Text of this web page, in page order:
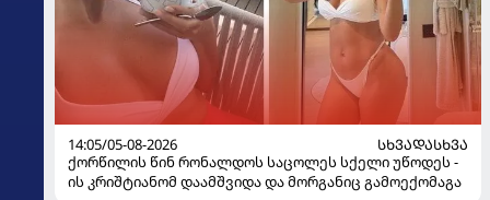
14:05/05-08-2026
ᲡᲮᲕᲐᲓᲐᲡᲮᲕᲐ
ქორწილის წინ რონალდოს საცოლეს სქელი უწოდეს -
ის კრიშტიანომ დაამშვიდა და მორგანიც გამოექომაგა